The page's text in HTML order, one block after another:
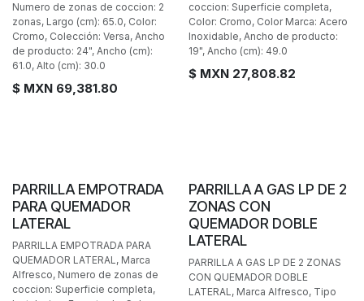
Numero de zonas de coccion: 2
zonas, Largo (cm): 65.0, Color:
Cromo, Colección: Versa, Ancho
de producto: 24", Ancho (cm):
61.0, Alto (cm): 30.0
$ MXN 69,381.80
coccion: Superficie completa,
Color: Cromo, Color Marca: Acero
Inoxidable, Ancho de producto:
19", Ancho (cm): 49.0
$ MXN 27,808.82
BAJO PEDIDO
PARRILLA EMPOTRADA
PARA QUEMADOR
LATERAL
PARRILLA EMPOTRADA PARA
QUEMADOR LATERAL, Marca
Alfresco, Numero de zonas de
coccion: Superficie completa,
BAJO PEDIDO
PARRILLA A GAS LP DE 2
ZONAS CON
QUEMADOR DOBLE
LATERAL
PARRILLA A GAS LP DE 2 ZONAS
CON QUEMADOR DOBLE
LATERAL, Marca Alfresco, Tipo